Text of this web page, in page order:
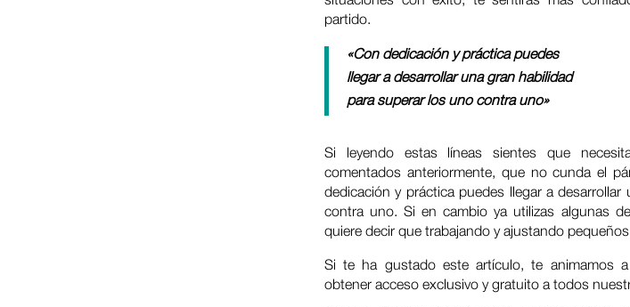
partido.
«Con dedicación y práctica puedes
llegar a desarrollar una gran habilidad
para superar los uno contra uno»
Si leyendo estas líneas sientes que
comentados anteriormente, que no cunda el
dedicación y práctica puedes llegar a
contra uno. Si en cambio ya utilizas algunas
quiere decir que trabajando y ajustando
Si te ha gustado este artículo, te animamos a
obtener acceso exclusivo y gratuito a todos